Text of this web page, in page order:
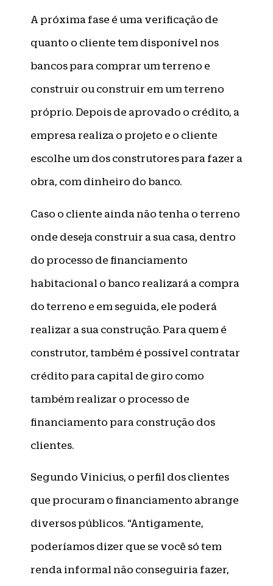
A próxima fase é uma verificação de
quanto o cliente tem disponível nos
bancos para comprar um terreno e
construir ou construir em um terreno
próprio. Depois de aprovado o crédito, a
empresa realiza o projeto e o cliente
escolhe um dos construtores para fazer a
obra, com dinheiro do banco.
Caso o cliente ainda não tenha o terreno
onde deseja construir a sua casa, dentro
do processo de financiamento
habitacional o banco realizará a compra
do terreno e em seguida, ele poderá
realizar a sua construção. Para quem é
construtor, também é possível contratar
crédito para capital de giro como
também realizar o processo de
financiamento para construção dos
clientes.
Segundo Vinicius, o perfil dos clientes
que procuram o financiamento abrange
diversos públicos. “Antigamente,
poderíamos dizer que se você só tem
renda informal não conseguiria fazer,